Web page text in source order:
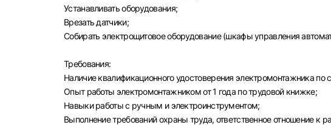
Ульяновск
Устанавливать оборудования;
Врезать датчики;
Собирать электрощитовое оборудование (шкафы управления
Требования:
Наличие квалификационного удостоверения электромонтажника
Опыт работы электромонтажником от 1 года по трудовой книжке;
Навыки работы с ручным и электроинструментом;
Выполнение требований охраны труда, ответственное отношение к